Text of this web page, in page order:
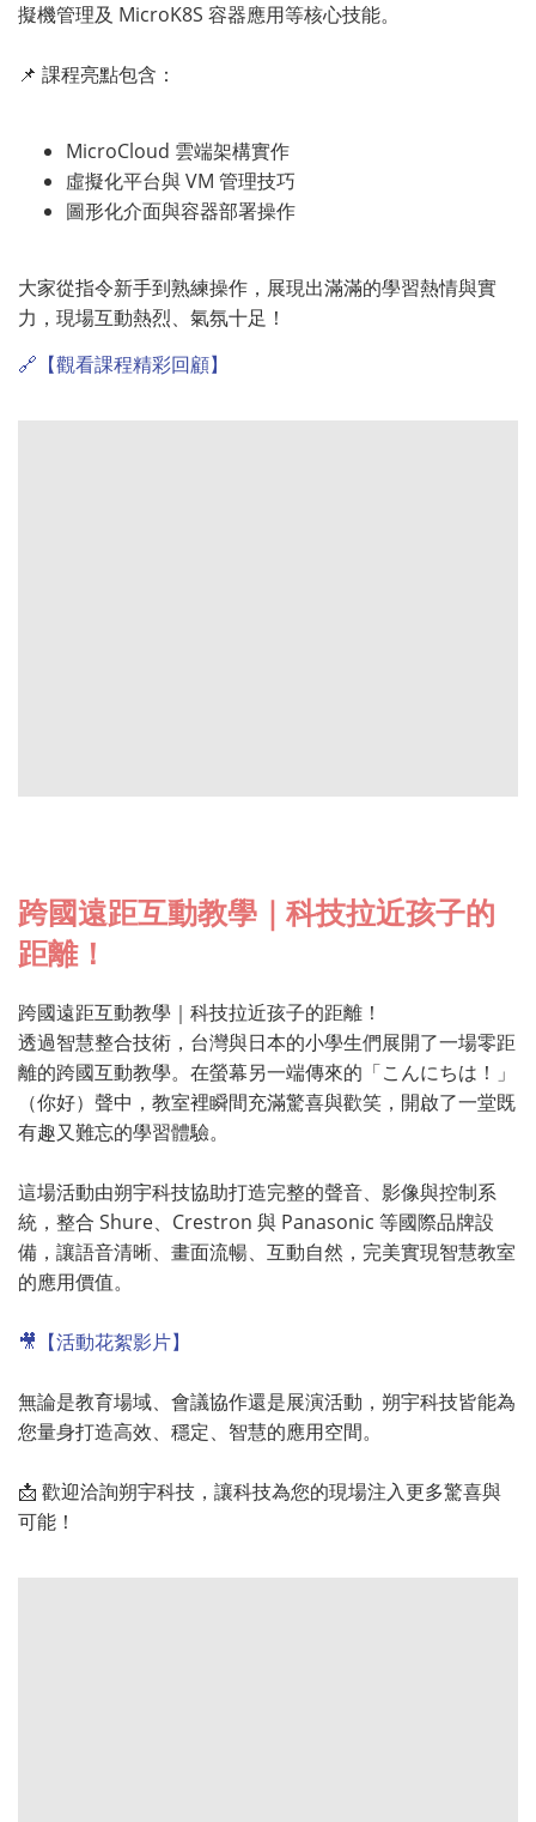
擬機管理及 MicroK8S 容器應用等核心技能。
📌 課程亮點包含：
MicroCloud 雲端架構實作
虛擬化平台與 VM 管理技巧
圖形化介面與容器部署操作
大家從指令新手到熟練操作，展現出滿滿的學習熱情與實
力，現場互動熱烈、氣氛十足！
🔗【觀看課程精彩回顧】
跨國遠距互動教學｜科技拉近孩子的
距離！
跨國遠距互動教學｜科技拉近孩子的距離！
透過智慧整合技術，台灣與日本的小學生們展開了一場零距
離的跨國互動教學。在螢幕另一端傳來的「こんにちは！」
（你好）聲中，教室裡瞬間充滿驚喜與歡笑，開啟了一堂既
有趣又難忘的學習體驗。
這場活動由朔宇科技協助打造完整的聲音、影像與控制系
統，整合 Shure、Crestron 與 Panasonic 等國際品牌設
備，讓語音清晰、畫面流暢、互動自然，完美實現智慧教室
的應用價值。
🎥【活動花絮影片】
無論是教育場域、會議協作還是展演活動，朔宇科技皆能為
您量身打造高效、穩定、智慧的應用空間。
📩 歡迎洽詢朔宇科技，讓科技為您的現場注入更多驚喜與
可能！